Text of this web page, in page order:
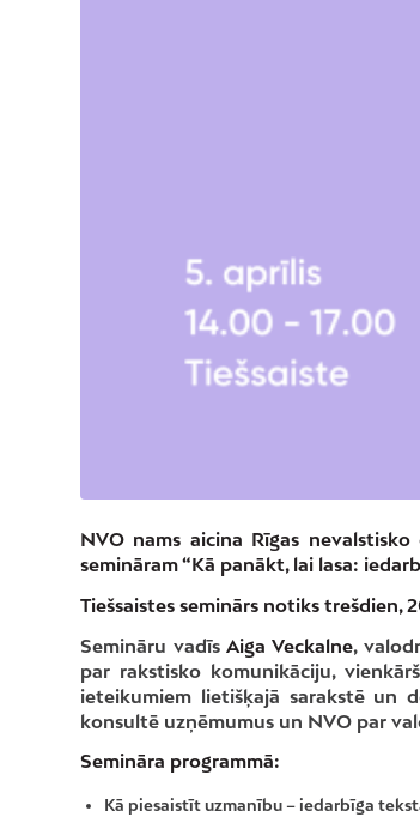
NVO nams aicina Rīgas
semināram “Kā panākt, lai lasa:
Tiešsaistes seminārs notiks trešdien,
Semināru vadīs Aiga Veckalne,
par rakstisko komunikāciju,
ieteikumiem lietišķajā sarakstē un
konsultē uzņēmumus un NVO par
Semināra programmā:
Kā piesaistīt uzmanību – iedarbīga